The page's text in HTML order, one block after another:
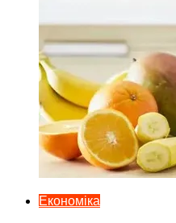
Економіка